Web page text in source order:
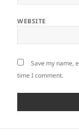
WEBSITE
Save my name,
time I comment.